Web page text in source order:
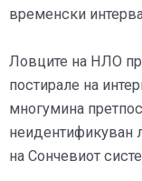
временски
Ловците на НЛО
постирале на
многумина
неидентификуван
на Сончевиот